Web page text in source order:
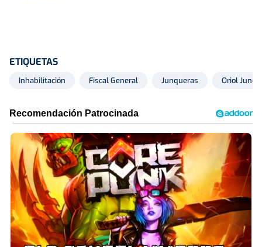
ETIQUETAS
Inhabilitación Fiscal General Junqueras Oriol